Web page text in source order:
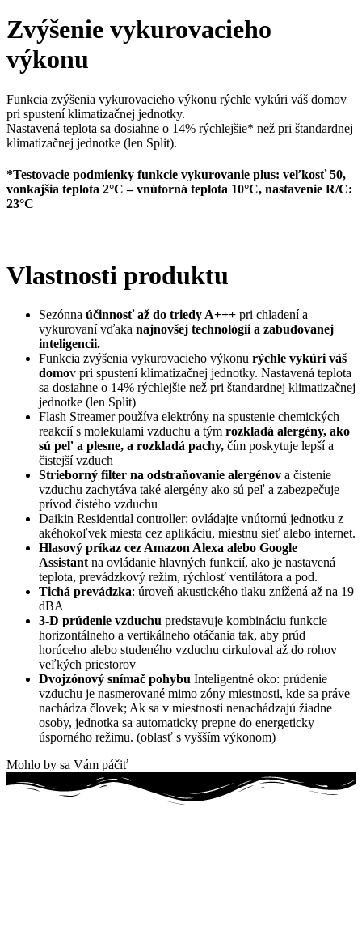
Zvýšenie vykurovacieho
výkonu
Funkcia zvýšenia vykurovacieho výkonu rýchle vykúri váš domov
pri spustení klimatizačnej jednotky.
Nastavená teplota sa dosiahne o 14% rýchlejšie* než pri štandardnej
klimatizačnej jednotke (len Split).
*Testovacie podmienky funkcie vykurovanie plus: veľkosť 50,
vonkajšia teplota 2°C – vnútorná teplota 10°C, nastavenie R/C:
23°C
Vlastnosti produktu
Sezónna účinnosť až do triedy A+++ pri chladení a
vykurovaní vďaka najnovšej technológii a zabudovanej
inteligencii.
Funkcia zvýšenia vykurovacieho výkonu rýchle vykúri váš
domov pri spustení klimatizačnej jednotky. Nastavená teplota
sa dosiahne o 14% rýchlejšie než pri štandardnej klimatizačnej
jednotke (len Split)
Flash Streamer používa elektróny na spustenie chemických
reakcií s molekulami vzduchu a tým rozkladá alergény, ako
sú peľ a plesne, a rozkladá pachy, čím poskytuje lepší a
čistejší vzduch
Strieborný filter na odstraňovanie alergénov a čistenie
vzduchu zachytáva také alergény ako sú peľ a zabezpečuje
prívod čistého vzduchu
Daikin Residential controller: ovládajte vnútornú jednotku z
akéhokoľvek miesta cez aplikáciu, miestnu sieť alebo internet.
Hlasový príkaz cez Amazon Alexa alebo Google
Assistant na ovládanie hlavných funkcií, ako je nastavená
teplota, prevádzkový režim, rýchlosť ventilátora a pod.
Tichá prevádzka: úroveň akustického tlaku znížená až na 19
dBA
3-D prúdenie vzduchu predstavuje kombináciu funkcie
horizontálneho a vertikálneho otáčania tak, aby prúd
horúceho alebo studeného vzduchu cirkuloval až do rohov
veľkých priestorov
Dvojzónový snímač pohybu Inteligentné oko: prúdenie
vzduchu je nasmerované mimo zóny miestnosti, kde sa práve
nachádza človek; Ak sa v miestnosti nenachádzajú žiadne
osoby, jednotka sa automaticky prepne do energeticky
úsporného režimu. (oblasť s vyšším výkonom)
Mohlo by sa Vám páčiť